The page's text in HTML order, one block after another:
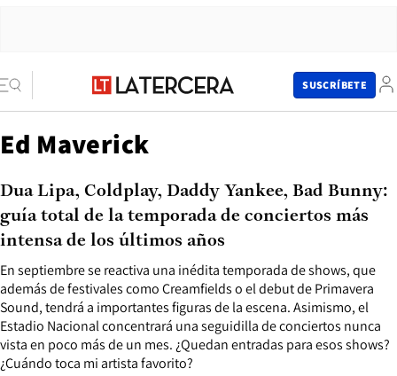
SUSCRÍBETE
Ed Maverick
En septiembre se reactiva una inédita temporada de shows, que
además de festivales como Creamfields o el debut de Primavera
Sound, tendrá a importantes figuras de la escena. Asimismo, el
Estadio Nacional concentrará una seguidilla de conciertos nunca
vista en poco más de un mes. ¿Quedan entradas para esos shows?
¿Cuándo toca mi artista favorito?
Dua Lipa, Coldplay, Daddy Yankee, Bad Bunny:
guía total de la temporada de conciertos más
intensa de los últimos años